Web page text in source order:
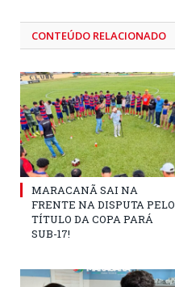
CONTEÚDO RELACIONADO
MARACANÃ SAI NA
FRENTE NA DISPUTA PELO
TÍTULO DA COPA PARÁ
SUB-17!